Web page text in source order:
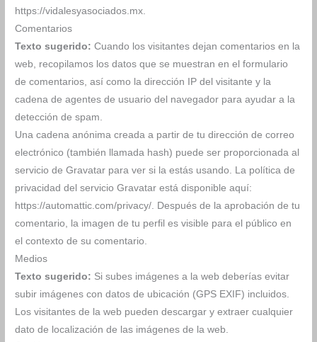
https://vidalesyasociados.mx.
Comentarios
Texto sugerido:Cuando los visitantes dejan comentarios en la
web, recopilamos los datos que se muestran en el formulario
de comentarios, así como la dirección IP del visitante y la
cadena de agentes de usuario del navegador para ayudar a la
detección de spam.
Una cadena anónima creada a partir de tu dirección de correo
electrónico (también llamada hash) puede ser proporcionada al
servicio de Gravatar para ver si la estás usando. La política de
privacidad del servicio Gravatar está disponible aquí:
https://automattic.com/privacy/. Después de la aprobación de tu
comentario, la imagen de tu perfil es visible para el público en
el contexto de su comentario.
Medios
Texto sugerido: Si subes imágenes a la web deberías evitar
subir imágenes con datos de ubicación (GPS EXIF) incluidos.
Los visitantes de la web pueden descargar y extraer cualquier
dato de localización de las imágenes de la web.